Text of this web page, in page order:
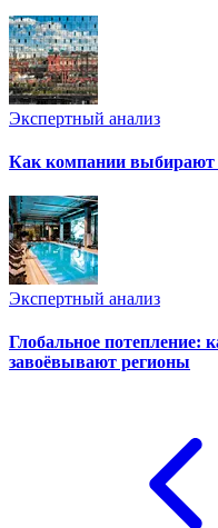
Экспертный анализ
Как компании
Экспертный анализ
Глобальное потепление:
завоёвывают регионы